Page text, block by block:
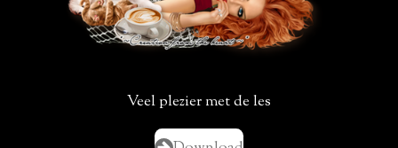
Veel plezier met de les